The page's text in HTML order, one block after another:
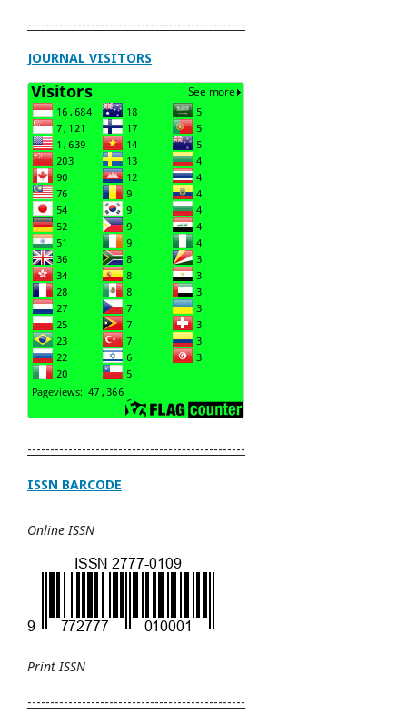
------------------------------------------------
JOURNAL VISITORS
------------------------------------------------
ISSN BARCODE
Online ISSN
PrintISSN
------------------------------------------------